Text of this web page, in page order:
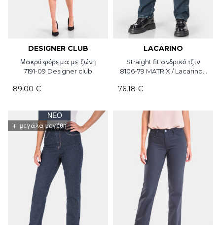
DESIGNER CLUB
Μακρύ φόρεμα με ζώνη
7191-09 Designer club
89,00 €
LACARINO
Straight fit ανδρικό τζιν
8106-79 MATRIX / Lacarino /
76,18 €
ΝΈΟ
+ μεγάλα μεγέθη